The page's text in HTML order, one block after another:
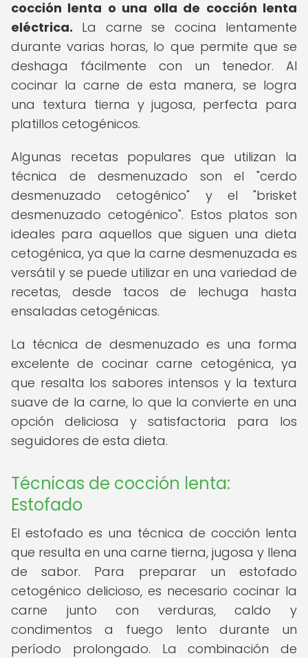
cocción lenta o una olla de cocción lenta
eléctrica. La carne se cocina lentamente
durante varias horas, lo que permite que se
deshaga fácilmente con un tenedor. Al
cocinar la carne de esta manera, se logra
una textura tierna y jugosa, perfecta para
platillos cetogénicos.
Algunas recetas populares que utilizan la
técnica de desmenuzado son el "cerdo
desmenuzado cetogénico" y el "brisket
desmenuzado cetogénico". Estos platos son
ideales para aquellos que siguen una dieta
cetogénica, ya que la carne desmenuzada es
versátil y se puede utilizar en una variedad de
recetas, desde tacos de lechuga hasta
ensaladas cetogénicas.
La técnica de desmenuzado es una forma
excelente de cocinar carne cetogénica, ya
que resalta los sabores intensos y la textura
suave de la carne, lo que la convierte en una
opción deliciosa y satisfactoria para los
seguidores de esta dieta.
Técnicas de cocción lenta:
Estofado
El estofado es una técnica de cocción lenta
que resulta en una carne tierna, jugosa y llena
de sabor. Para preparar un estofado
cetogénico delicioso, es necesario cocinar la
carne junto con verduras, caldo y
condimentos a fuego lento durante un
período prolongado. La combinación de